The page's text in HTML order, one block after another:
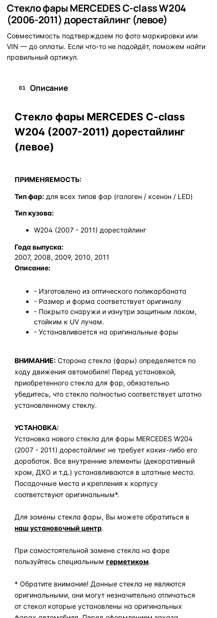
Стекло фары MERCEDES C-class W204
(2006-2011) дорестайлинг (левое)
Совместимость подтверждаем по фото маркировки или
VIN — до оплаты. Если что-то не подойдёт, поможем найти
правильный артикул.
01 Описание
Стекло фары MERCEDES C-class
W204 (2007-2011) дорестайлинг
(левое)
ПРИМЕНЯЕМОСТЬ:
Тип фар: для всех типов фар (галоген / ксенон / LED)
Тип кузова:
W204 (2007 - 2011) дорестайлинг
Года выпуска:
2007, 2008, 2009, 2010, 2011
Описание:
- Изготовлено из оптического поликарбаната
- Размер и форма соответствует оригиналу
- Покрыто снаружи и изнутри защитным лаком,
стойким к UV лучам.
- Устанавливается на оригинальные фары
ВНИМАНИЕ: Сторона стекла (фары) определяется по
ходу движения автомобиля! Перед установкой,
приобретенного стекла для фар, обязательно
убедитесь, что стекло полностью соответствует штатно
установленному стеклу.
УСТАНОВКА:
Установка нового стекла для фары MERCEDES W204
(2007 - 2011) дорестайлинг не требует каких-либо его
доработок. Все внутренние элементы (декоративный
хром, ДХО и т.д.) устанавливаются в штатные места.
Посадочные места и крепления к корпусу
соответствуют оригинальным*.
Для замены стекла фары, Вы можете обратиться в
наш установочный центр.
При самостоятельной замене стекла на фаре
пользуйтесь специальным герметиком.
* Обратите внимание! Данные стекла не являются
оригинальными, они могут незначительно отличаться
от стекол которые установлены на оригинальных